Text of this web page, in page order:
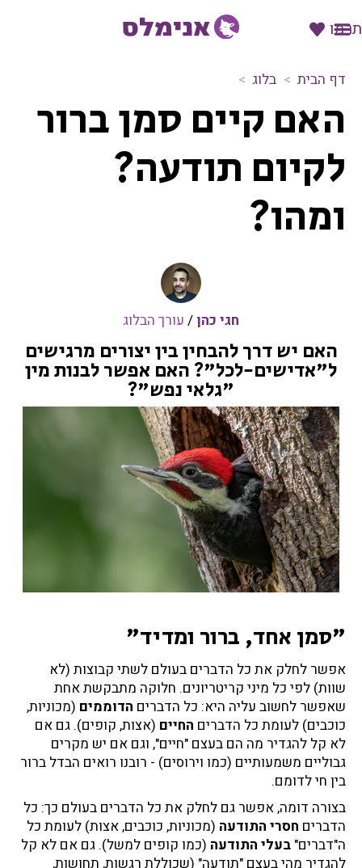
תרמו
דף הבית בלוג
א
ם
י
ו
ל
ק
י
ו
ם
ת
ו
ד
ע
ה
?
ו
מ
ה
?
האם קיים סמן ברור
לקיום תודעה?
ומהו?
חגי כהן / עורך הבלוג
האם יש דרך להבחין בין יצורים מרגישים
ל"אדישים-לכל"? האם אפשר לבנות מין
"גלאי נפש"?
"סמן אחד, ברור ומדיד"
אפשר לחלק את כל הדברים בעולם לשתי קבוצות (לא
שוות) לפי כל מיני קריטריונים. חלוקה מתבקשת אחת
שאפשר לחשוב עליה היא: כל הדברים הדוממים (מכוניות,
כוכבים) לעומת כל הדברים החיים (אצות, קופים). גם אם
לא קל להגדיר מה הם בעצם "חיים", וגם אם יש מקרים
גבוליים משמעותיים (כמו וירוסים) - רובנו רואים הבדל ברור
בין חי לדומם.
בצורה דומה, אפשר גם לחלק את כל הדברים בעולם כך: כל
הדברים חסרי התודעה (מכוניות, כוכבים, אצות) לעומת כל
ה"דברים" בעלי התודעה (כמו קופים למשל). גם אם לא קל
להגדיר מהי בעצם "תודעה" (שכוללת רגשות, תחושות,